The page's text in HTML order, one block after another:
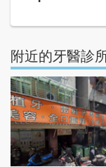
附近的牙醫診